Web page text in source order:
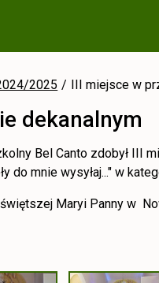
2025 III miejsce w
dekanalnym
Bel Canto zdobył III
do mnie wysyłaj..." w
Maryi Panny w